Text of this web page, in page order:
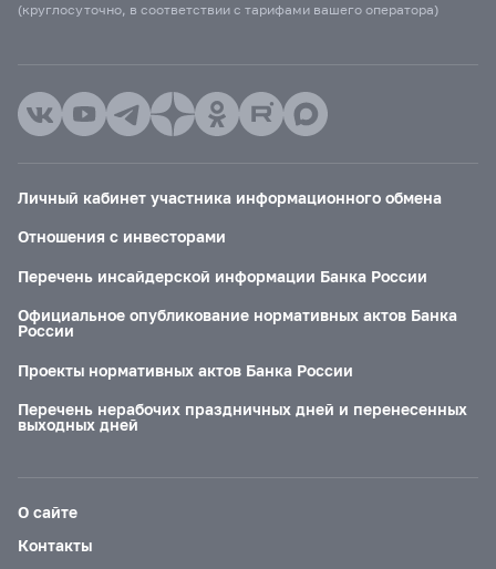
(круглосуточно, в соответствии с тарифами вашего оператора)
Личный кабинет участника информационного обмена
Отношения с инвесторами
Перечень инсайдерской информации Банка России
Официальное опубликование нормативных актов Банка
России
Проекты нормативных актов Банка России
Перечень нерабочих праздничных дней и перенесенных
выходных дней
О сайте
Контакты